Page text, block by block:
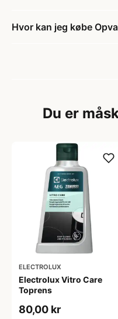
Hvor kan jeg købe
Du er
ELECTROLUX
Electrolux Vitro Care
Toprens
80,00 kr